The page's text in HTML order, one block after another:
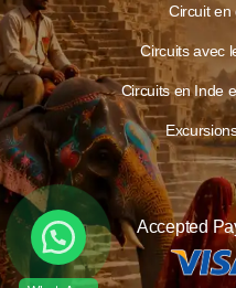
Circuit en
Circuits avec
Circuits en Inde
Accepted